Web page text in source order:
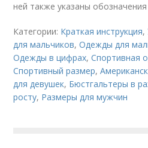
ней также указаны
Категории: Краткая инструкция,
для мальчиков,Одежды для
Одежды в цифрах,Спортивная
Спортивный размер,
для девушек, Бюстгальтеры в
росту, Размеры для мужчин